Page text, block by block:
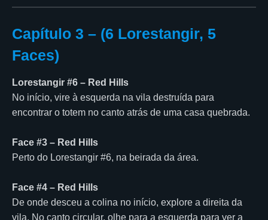
Capítulo 3 – (6 Lorestangir, 5
Faces)
Lorestangir #6 – Red Hills
No início, vire à esquerda na vila destruída para
encontrar o totem no canto atrás de uma casa quebrada.
Face #3 – Red Hills
Perto do Lorestangir #6, na beirada da área.
Face #4 – Red Hills
De onde desceu a colina no início, explore a direita da
vila. No canto circular, olhe para a esquerda para ver a